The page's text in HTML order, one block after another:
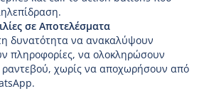
σε Αποτελέσματα
δυνατότητα να ανακαλύψουν
πληροφορίες, να ολοκληρώσουν
ραντεβού, χωρίς να αποχωρήσουν από